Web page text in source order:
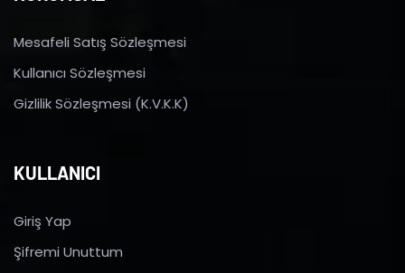
Mesafeli Satış Sözleşmesi
Kullanıcı Sözleşmesi
Gizlilik Sözleşmesi (K.V.K.K)
KULLANICI
Giriş Yap
Şifremi Unuttum